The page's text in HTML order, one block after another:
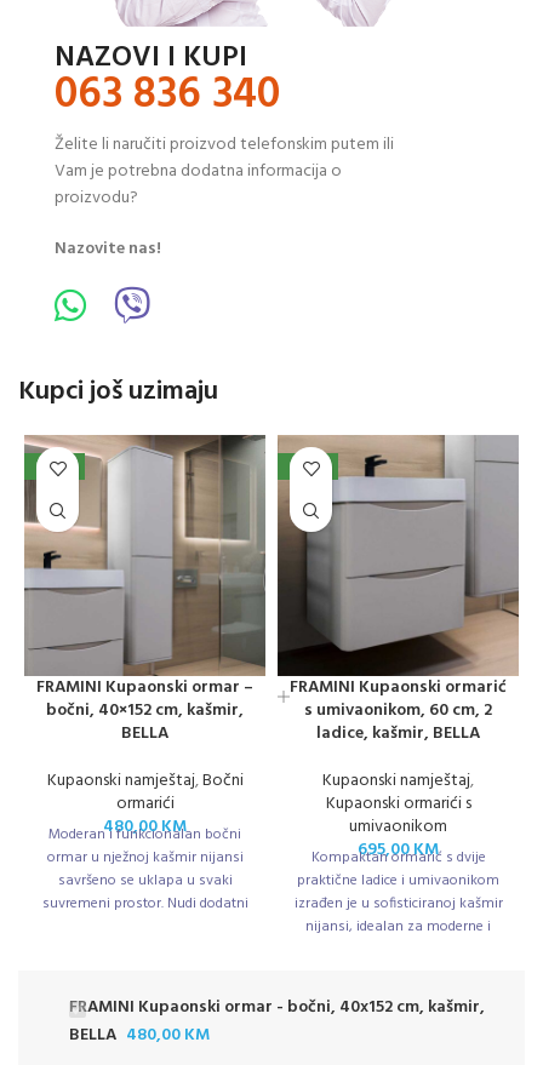
NAZOVI I KUPI
063 836 340
Želite li naručiti proizvod telefonskim putem ili
Vam je potrebna dodatna informacija o
proizvodu?
Nazovite nas!
Kupci još uzimaju
NOVO
FRAMINI Kupaonski ormar –
bočni, 40×152 cm, kašmir,
BELLA
Kupaonski namještaj,Bočni
ormarići
480,00KM
Moderan i funkcionalan bočni
ormar u nježnoj kašmir nijansi
savršeno se uklapa u svaki
suvremeni prostor. Nudi dodatni
NOVO
FRAMINI Kupaonski ormarić
s umivaonikom, 60 cm, 2
ladice, kašmir, BELLA
Kupaonski namještaj,
Kupaonski ormarići s
umivaonikom
695,00KM
Kompaktan ormarić s dvije
praktične ladice i umivaonikom
izrađen je u sofisticiranoj kašmir
nijansi, idealan za moderne i
FRAMINI Kupaonski ormar - bočni, 40x152 cm, kašmir,
BELLA 480,00KM